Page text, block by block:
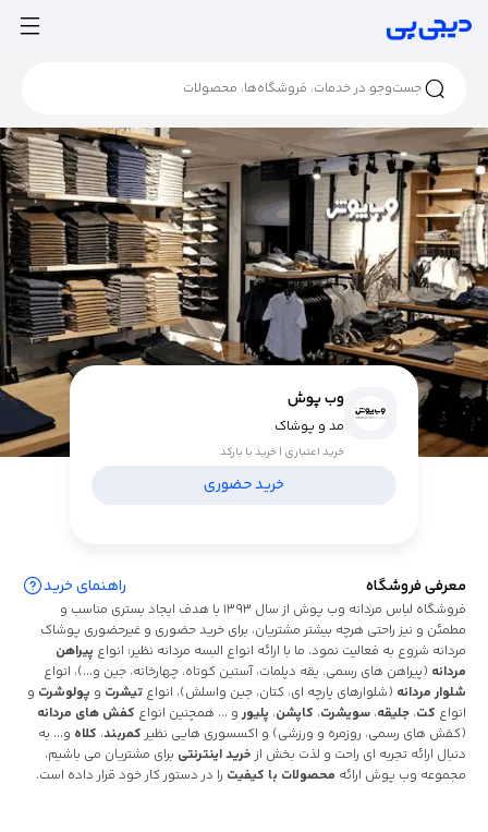
وب پوش
مد و پوشاک
خرید اعتباری | خرید با بارکد
خرید حضوری
معرفی فروشگاه راهنمای خرید
فروشگاه لباس مردانه وب پوش از سال 1393 با هدف ایجاد بستری مناسب و
مطمئن و نیز راحتی هرچه بیشتر مشتریان، برای خرید حضوری و غیرحضوری پوشاک
مردانه شروع به فعالیت نمود. ما با ارائه انواع البسه مردانه نظیر: انواع پیراهن
مردانه (پیراهن های رسمی، یقه دپلمات، آستین کوتاه، چهارخانه، جین و...)، انواع
شلوار مردانه (شلوارهای پارچه ای، کتان، جین واسلش)، انواع تیشرت و پولوشرت و
انواع کت، جلیقه، سویشرت، کاپشن، پلیورو ... همچنین انواع کفش های مردانه
(کفش های رسمی، روزمره و ورزشی) و اکسسوری هایی نظیرکمربند، کلاه و... به
دنبال ارائه تجربه ای راحت و لذت بخش ازخرید اینترنتی برای مشتریان می باشیم.
مجموعه وب پوش ارائه محصولات با کیفیت را در دستور کار خود قرار داده است.